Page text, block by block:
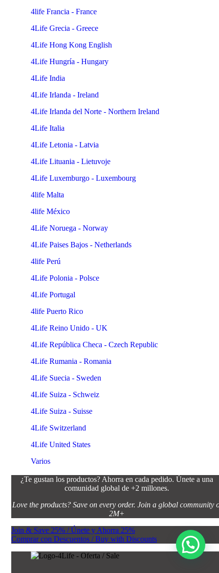
4life Francia - France
4Life Grecia - Greece
4Life Hong Kong English
4Life Hungría - Hungary
4Life India
4Life Irlanda - Ireland
4Life Irlanda del Norte - Northern Ireland
4Life Italia
4Life Letonia - Latvia
4Life Lituania - Lietuvoje
4Life Luxemburgo - Luxembourg
4life Malta
4life México
4Life Noruega - Norway
4Life Paises Bajos - Netherlands
4life Perú
4Life Polonia - Polsce
4Life Portugal
4life Puerto Rico
4Life Reino Unido - UK
4Life República Checa - Czech Republic
4Life Rumania - Romania
4Life Suecia - Sweden
4Life Suiza - Schweiz
4Life Suiza - Suisse
4Life Switzerland
4Life United States
Varios
¿Te gustan los productos? Ahorra en cada pedido. Únete a una
comunidad global de +2 millones.
Love the products? Save on every order. Join a global community
2M+
Join & Save 25% / Únete y Ahorra 25%
Comprar con Descuentos / Buy with Discounts